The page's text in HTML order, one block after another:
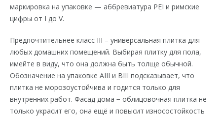
маркировка на упаковке — аббревиатура PEI и римские
цифры от I до V.
Предпочтительнее класс ІІІ – универсальная плитка для
любых домашних помещений. Выбирая плитку для пола,
имейте в виду, что она должна быть толще обычной.
Обозначение на упаковке АІІІ и ВІІІ подсказывает, что
плитка не морозоустойчива и годится только для
внутренних работ. Фасад дома − облицовочная плитка не
только украсит его, она ещё и повысит износостойкость